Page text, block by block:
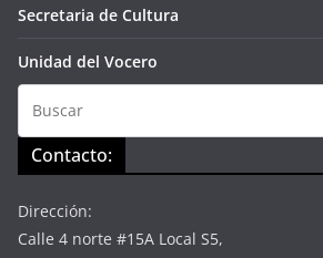
Secretaria de Cultura
Unidad del Vocero
Contacto:
Dirección:
Calle 4 norte #15A Local S5,